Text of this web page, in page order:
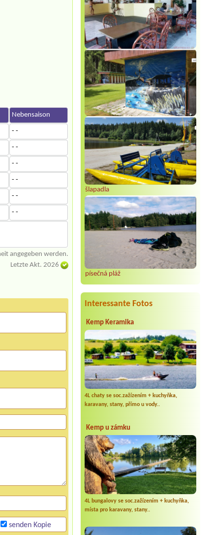
šlapadla
písečná pláž
Interessante Fotos
Kemp Keramika
4L chaty se soc.zažízením + kuchyňka,
karavany, stany, přímo u vody..
Kemp u zámku
4L bungalovy se soc.zažízením + kuchyňka,
místa pro karavany, stany..
Nebensaison
- -
- -
- -
- -
- -
- -
angegeben werden.
Letzte Akt. 2026
senden Kopie